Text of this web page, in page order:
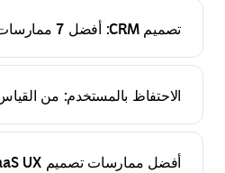
تصميم CRM: أفضل 7 ممارسات
الاحتفاظ بالمستخدم: من
أفضل ممارسات تصميم SaaS UX